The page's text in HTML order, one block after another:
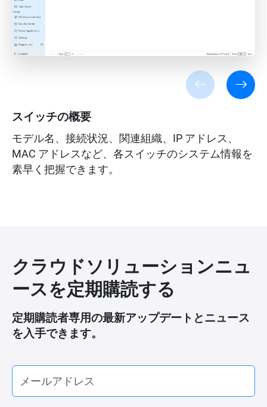
スイッチの概要
モデル名、接続状況、関連組織、IP アドレス、
MAC アドレスなど、各スイッチのシステム情報を
素早く把握できます。
クラウドソリューションニュ
ースを定期購読する
定期購読者専用の最新アップデートとニュース
を入手できます。